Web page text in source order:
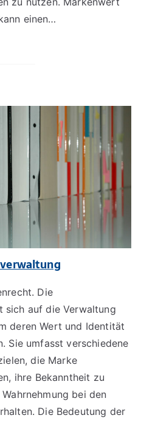
einen…
Die
sich auf die Verwaltung
deren Wert und Identität
Sie umfasst verschiedene
die Marke
ihre Bekanntheit zu
bei den
Die Bedeutung der